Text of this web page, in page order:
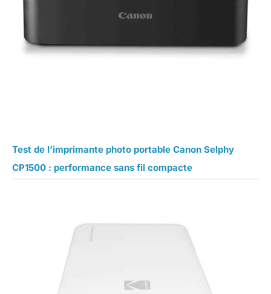
Test de l’imprimante photo portable Canon Selphy
CP1500 : performance sans fil compacte